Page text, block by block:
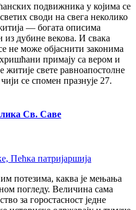
подвижника у којима се
своди на свега неколико
— богата описима
из дубине векова. И свака
не може објаснити законима
примају са вером и
житије свете равноапостолне
се спомен празнује 27.
Св. Саве
потезима, каква је мењања
погледу. Величина сама
за горостасност једне